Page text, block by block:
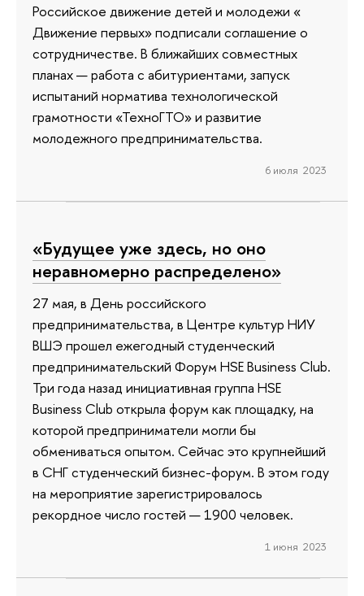
Российское движение детей и молодежи «
Движение первых» подписали соглашение о
сотрудничестве. В ближайших совместных
планах — работа с абитуриентами, запуск
испытаний норматива технологической
грамотности «ТехноГТО» и развитие
молодежного предпринимательства.
6 июля 2023
«Будущее уже здесь, но оно
неравномерно распределено»
27 мая, в День российского
предпринимательства, в Центре культур НИУ
ВШЭ прошел ежегодный студенческий
предпринимательский Форум HSE Business Club.
Три года назад инициативная группа HSE
Business Club открыла форум как площадку, на
которой предприниматели могли бы
обмениваться опытом. Сейчас это крупнейший
в СНГ студенческий бизнес-форум. В этом году
на мероприятие зарегистрировалось
рекордное число гостей — 1900 человек.
1 июня 2023